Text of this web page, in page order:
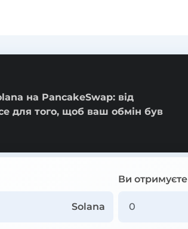
на PancakeSwap: від
для того, щоб ваш обмін був
Solana
Ви отримуєте